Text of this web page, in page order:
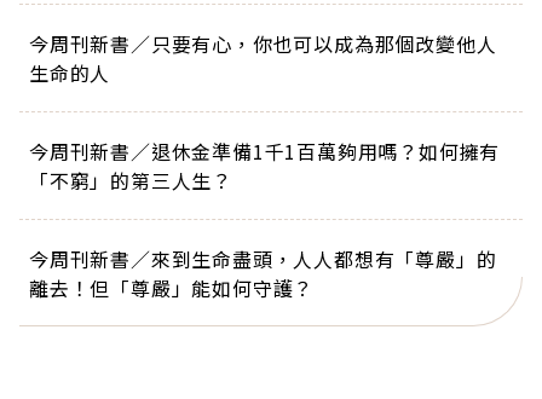
今周刊新書／只要有心，你也可以成為那個改變他人
生命的人
今周刊新書／退休金準備1千1百萬夠用嗎？如何擁有
「不窮」的第三人生？
今周刊新書／來到生命盡頭，人人都想有「尊嚴」的
離去！但「尊嚴」能如何守護？